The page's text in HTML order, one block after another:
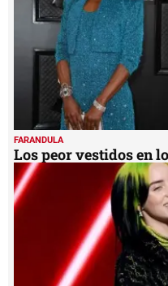
FARANDULA
Los peor vestidos en